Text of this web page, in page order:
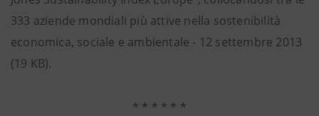
333 aziende mondiali più attive nella sostenibilità
economica, sociale e ambientale - 12 settembre 2013
(19 KB).
* * * * * *